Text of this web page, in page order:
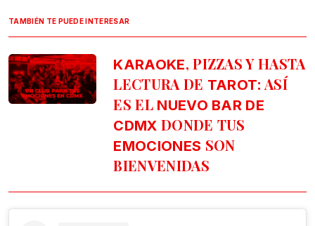
TAMBIÉN TE PUEDE INTERESAR
KARAOKE, PIZZAS Y HASTA
LECTURA DE TAROT: ASÍ
ES EL NUEVO BAR DE
CDMX DONDE TUS
EMOCIONES SON
BIENVENIDAS